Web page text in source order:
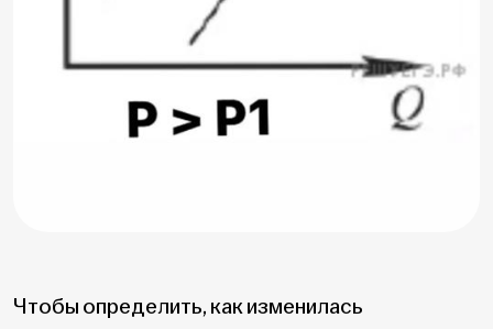
Чтобы определить, как изменилась